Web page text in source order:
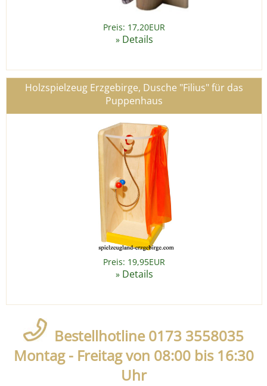
Preis: 17,20EUR
» Details
Holzspielzeug Erzgebirge, Dusche "Filius" für das
Puppenhaus
Preis: 19,95EUR
» Details
Bestellhotline 0173 3558035
Montag - Freitag von 08:00 bis 16:30
Uhr